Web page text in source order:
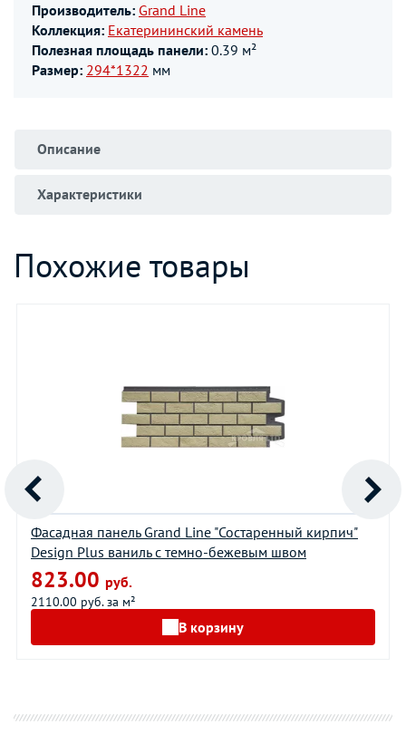
Производитель: Grand Line
Коллекция: Екатерининский камень
Полезная площадь панели: 0.39 м²
Размер: 294*1322 мм
Описание
Характеристики
Похожие товары
Фасадная панель Grand Line "Состаренный кирпич"
Design Plus ваниль с темно-бежевым швом
823.00 руб.
2110.00 руб. за м²
В корзину